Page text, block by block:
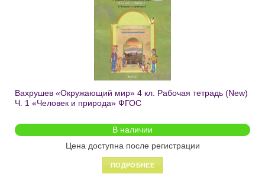
Добавить
в список
желаний
Вахрушев «Окружающий мир» 4 кл. Рабочая тетрадь (New)
Ч. 1 «Человек и природа» ФГОС
В наличии
Цена доступна после регистрации
ПОДРОБНЕЕ